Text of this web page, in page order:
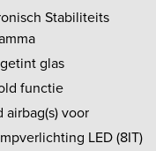
Stabiliteits
glas
functie
airbag(s) voor
LED (8IT)